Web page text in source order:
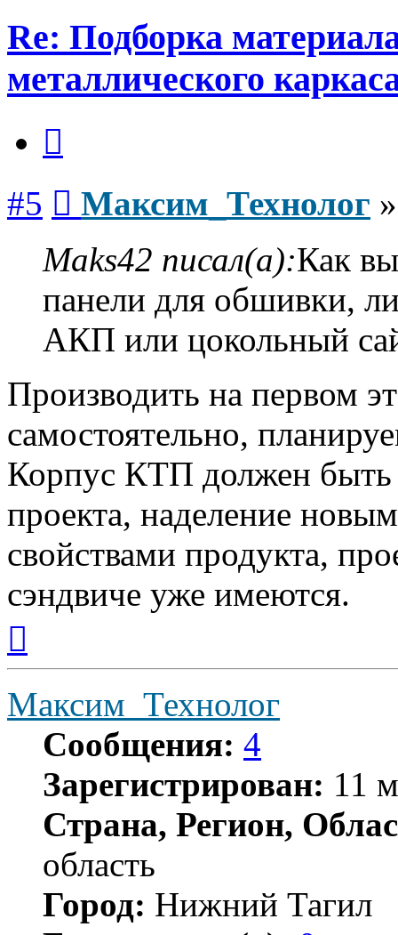
Re: Подборка
металлического
#5 Максим_Технолог
Maks42 писал(а):Как
панели для обшивки,
АКП или цокольный
Производить на первом
самостоятельно,
Корпус КТП должен быть
проекта, наделение
свойствами продукта,
сэндвиче уже имеются.
началу
Максим_Технолог
Сообщения: 4
Зарегистрирован: 11
Страна, Регион,
область
Город: Нижний Тагил